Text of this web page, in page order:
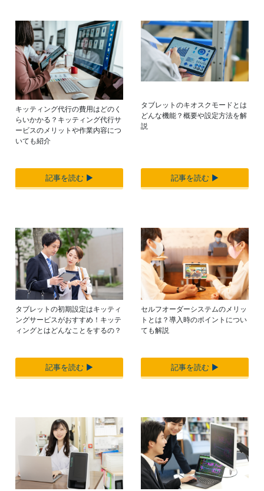
キッティング代行の費用はどのく
らいかかる？キッティング代行サ
ービスのメリットや作業内容につ
いても紹介
記事を読む ▶︎
タブレットのキオスクモードとは
どんな機能？概要や設定方法を解
説
記事を読む ▶︎
タブレットの初期設定はキッティ
ングサービスがおすすめ！キッテ
ィングとはどんなことをするの？
記事を読む ▶︎
セルフオーダーシステムのメリッ
トとは？導入時のポイントについ
ても解説
記事を読む ▶︎